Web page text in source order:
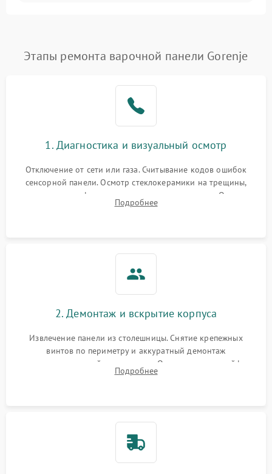
Этапы ремонта варочной панели Gorenje
1. Диагностика и визуальный осмотр
Отключение от сети или газа. Считывание кодов ошибок
сенсорной панели. Осмотр стеклокерамики на трещины,
проверка конфорок на равномерность нагрева. Опрос
клиента о симптомах (не включается, не видит посуду,
Подробнее
2. Демонтаж и вскрытие корпуса
Извлечение панели из столешницы. Снятие крепежных
винтов по периметру и аккуратный демонтаж
стеклокерамической поверхности. Отсоединение шлейфов
сенсорного блока для доступа к силовым платам, катушкам
Подробнее